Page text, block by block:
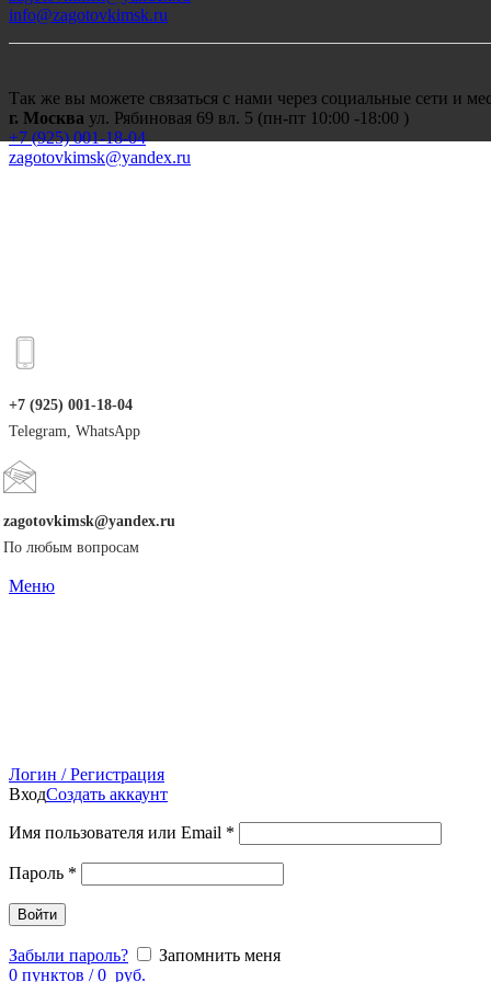
info@zagotovkimsk.ru
Так же вы можете связаться с нами через социальные сети и
г. Москва ул. Рябиновая 69 вл. 5 (пн-пт 10:00 -18:00 )
+7 (925) 001-18-04
zagotovkimsk@yandex.ru
+7 (925) 001-18-04
Telegram, WhatsApp
zagotovkimsk@yandex.ru
По любым вопросам
Меню
Логин / Регистрация
ВходСоздать аккаунт
Имя пользователя или Email *
Пароль *
Войти
Забыли пароль?
Запомнить меня
0 пунктов / 0 руб.